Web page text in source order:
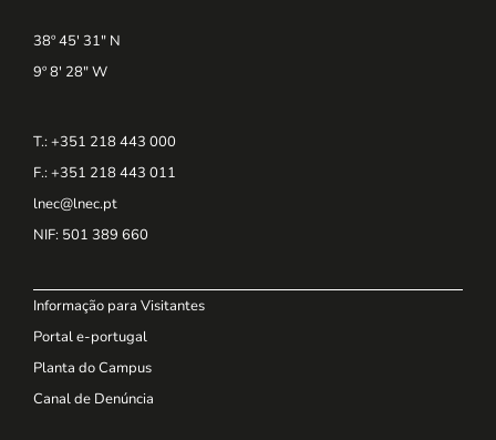
38º 45' 31" N
9º 8' 28" W
T.: +351 218 443 000
F.: +351 218 443 011
lnec@lnec.pt
NIF: 501 389 660
Informação para Visitantes
Portal e-portugal
Planta do Campus
Canal de Denúncia